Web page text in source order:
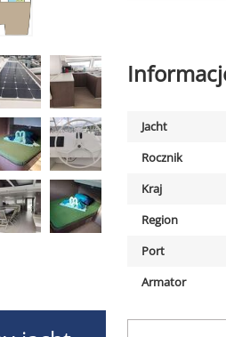
Jacht
Rocznik
Kraj
Region
Port
Armator